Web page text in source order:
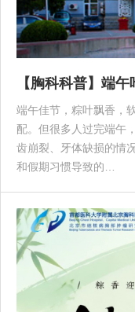
【胸科科普】端
端午佳节，粽叶飘香，
配。但很多人过完端午
齿崩裂、牙体缺损的情
和假期习惯导致的…